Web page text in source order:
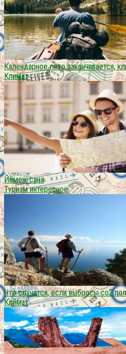
Календарное лето заканчивается,
Климат
Йемен. сана
Туризм интересное
Что случится, если выбросы co2
Климат